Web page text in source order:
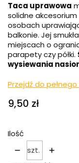
Taca uprawowa
solidne
osobach
balkonie. Jej
miejscach o
parapety czy półki.
wysiewania
Przejdź do
Cena
9,50 zł
Ilość
szt.